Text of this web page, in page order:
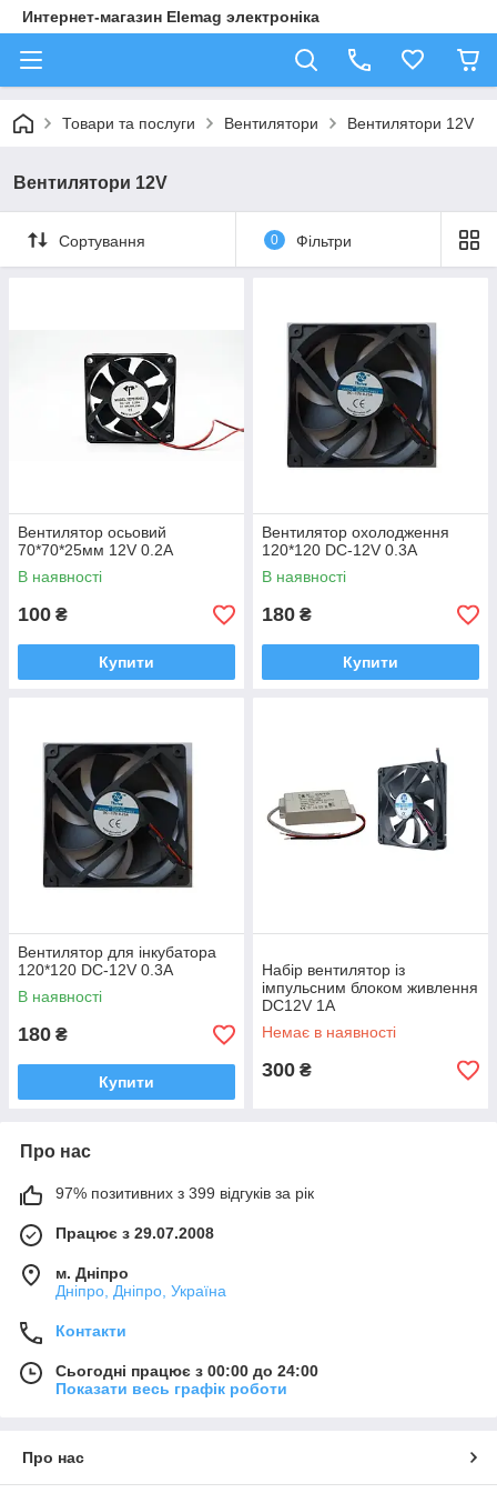
Интернет-магазин Elemag электроніка
Товари та послуги Вентилятори Вентилятори 12V
Вентилятори 12V
Сортування 0 Фільтри
Вентилятор осьовий
70*70*25мм 12V 0.2А
В наявності
100 ₴
Купити
Вентилятор охолодження
120*120 DC-12V 0.3A
В наявності
180 ₴
Купити
Вентилятор для інкубатора
120*120 DC-12V 0.3A
В наявності
180 ₴
Купити
Набір вентилятор із
імпульсним блоком живлення
DC12V 1A
Немає в наявності
300 ₴
Про нас
97% позитивних з 399 відгуків за рік
Працює з 29.07.2008
м. Дніпро
Дніпро, Дніпро, Україна
Контакти
Сьогодні працює з 00:00 до 24:00
Показати весь графік роботи
Про нас